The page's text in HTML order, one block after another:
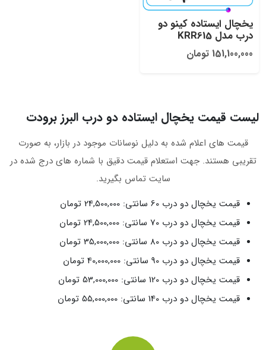
یخچال ایستاده کینو دو
درب مدل KRR615
151,100,000 تومان
لیست قیمت یخچال ایستاده دو درب البرز برودت
قیمت‌ های اعلام‌ شده به‌ دلیل نوسانات موجود در بازار، به‌ صورت
تقریبی هستند. جهت استعلام قیمت دقیق با شماره‌ های درج‌ شده در
سایت تماس بگیرید.
قیمت یخچال دو درب 60 سانتی: 24,500,000 تومان
قیمت یخچال دو درب 70 سانتی: 24,500,000 تومان
قیمت یخچال دو درب 80 سانتی: 35,000,000 تومان
قیمت یخچال دو درب 90 سانتی: 40,000,000 تومان
قیمت یخچال دو درب 120 سانتی: 53,000,000 تومان
قیمت یخچال دو درب 140 سانتی: 55,000,000 تومان